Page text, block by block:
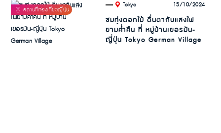
. Tokyo 15/10/2024
ชมทุ่งดอกไม้ ตื่นตากับแสงไฟ
ยามค่ำคืน ที่ หมู่บ้านเยอรมัน-
ญี่ปุ่น Tokyo German Village